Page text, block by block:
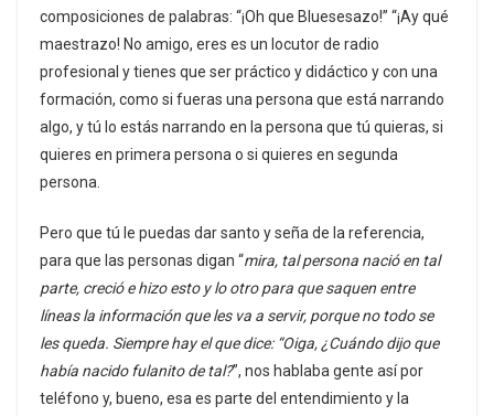
composiciones de palabras: “¡Oh que Bluesesazo!” “¡Ay qué
maestrazo! No amigo, eres es un locutor de radio
profesional y tienes que ser práctico y didáctico y con una
formación, como si fueras una persona que está narrando
algo, y tú lo estás narrando en la persona que tú quieras, si
quieres en primera persona o si quieres en segunda
persona.
Pero que tú le puedas dar santo y seña de la referencia,
para que las personas digan “mira, tal persona nació en tal
parte, creció e hizo esto y lo otro para que saquen entre
líneas la información que les va a servir, porque no todo se
les queda. Siempre hay el que dice: “Oiga, ¿Cuándo dijo que
había nacido fulanito de tal?”, nos hablaba gente así por
teléfono y, bueno, esa es parte del entendimiento y la